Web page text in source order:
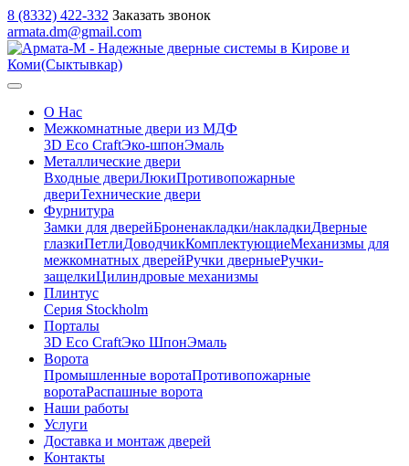
8 (8332) 422-332 Заказать звонок
armata.dm@gmail.com
О Нас
Межкомнатные двери из МДФ
3D Eco CraftЭко-шпонЭмаль
Металлические двери
Входные двериЛюкиПротивопожарные
двериТехнические двери
Фурнитура
Замки для дверейБроненакладки/накладкиДверные
глазкиПетлиДоводчикКомплектующиеМеханизмы для
межкомнатных дверейРучки дверныеРучки-
защелкиЦилиндровые механизмы
Плинтус
Серия Stockholm
Порталы
3D Eco CraftЭко ШпонЭмаль
Ворота
Промышленные воротаПротивопожарные
воротаРаспашные ворота
Наши работы
Услуги
Доставка и монтаж дверей
Контакты